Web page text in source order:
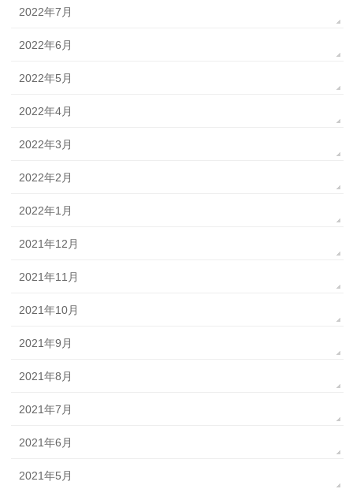
2022年7月
2022年6月
2022年5月
2022年4月
2022年3月
2022年2月
2022年1月
2021年12月
2021年11月
2021年10月
2021年9月
2021年8月
2021年7月
2021年6月
2021年5月